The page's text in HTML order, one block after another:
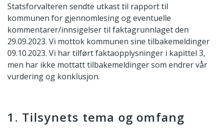
Statsforvalteren sendte utkast til rapport til
kommunen for gjennomlesing og eventuelle
kommentarer/innsigelser til faktagrunnlaget den
29.09.2023. Vi mottok kommunen sine tilbakemeldinger
09.10.2023. Vi har tilført faktaopplysninger i kapittel 3,
men har ikke mottatt tilbakemeldinger som endrer vår
vurdering og konklusjon.
1. Tilsynets tema og omfang